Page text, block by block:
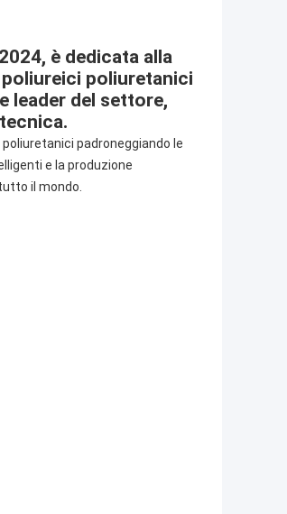
è dedicata alla
poliuretanici
leader del settore,
padroneggiando le
e la produzione
il mondo.